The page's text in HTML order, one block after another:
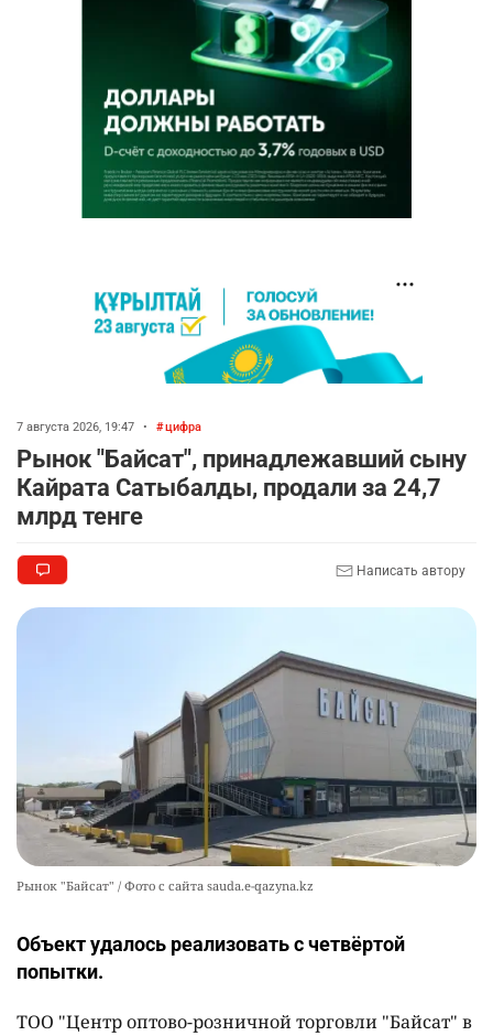
7 августа 2026, 19:47 • цифра
Рынок "Байсат", принадлежавший сыну
Кайрата Сатыбалды, продали за 24,7
млрд тенге
Написать автору
Рынок "Байсат" / Фото с сайта sauda.e-qazyna.kz
Объект удалось реализовать с четвёртой
попытки.
ТОО "Центр оптово-розничной торговли "Байсат" в